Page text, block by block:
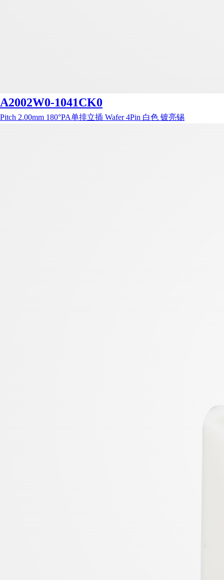
A2002W0-1041CK0
Pitch 2.00mm 180°PA单排立插 Wafer 4Pin 白色 镀亮锡